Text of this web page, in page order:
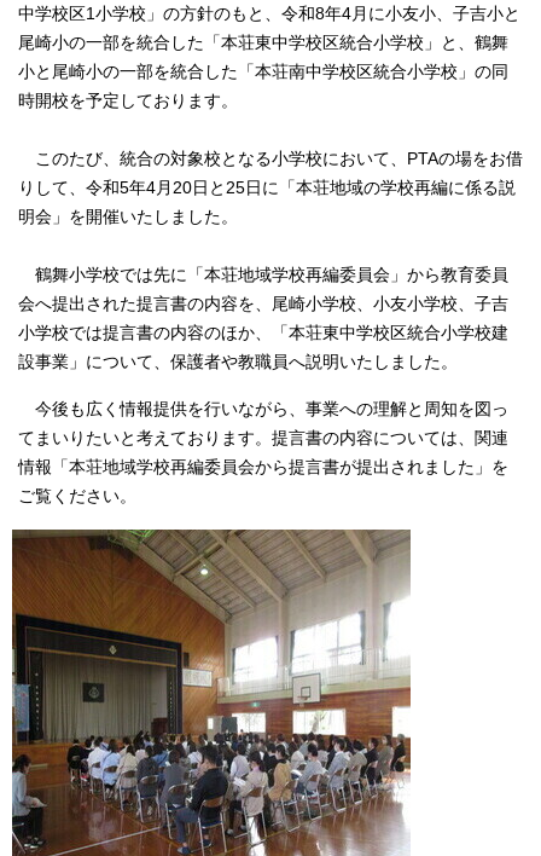
中学校区1小学校」の方針のもと、令和8年4月に小友小、子吉小と
尾崎小の一部を統合した「本荘東中学校区統合小学校」と、鶴舞
小と尾崎小の一部を統合した「本荘南中学校区統合小学校」の同
時開校を予定しております。
このたび、統合の対象校となる小学校において、PTAの場をお借
りして、令和5年4月20日と25日に「本荘地域の学校再編に係る説
明会」を開催いたしました。
鶴舞小学校では先に「本荘地域学校再編委員会」から教育委員
会へ提出された提言書の内容を、尾崎小学校、小友小学校、子吉
小学校では提言書の内容のほか、「本荘東中学校区統合小学校建
設事業」について、保護者や教職員へ説明いたしました。
今後も広く情報提供を行いながら、事業への理解と周知を図っ
てまいりたいと考えております。提言書の内容については、関連
情報「本荘地域学校再編委員会から提言書が提出されました」を
ご覧ください。